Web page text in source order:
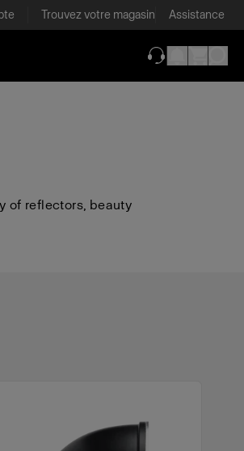
Trouvez votre magasin Assistance
of reflectors, beauty